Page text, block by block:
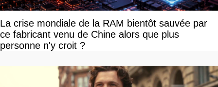
La crise mondiale de la RAM bientôt sauvée par
ce fabricant venu de Chine alors que plus
personne n'y croit ?